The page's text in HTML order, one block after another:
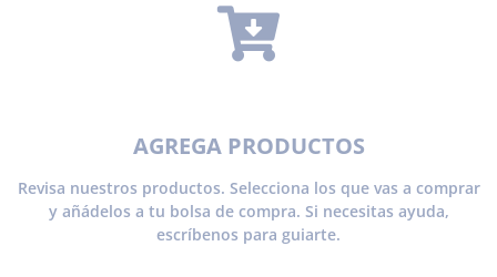
AGREGA PRODUCTOS
Revisa nuestros productos. Selecciona los que vas a comprar
y añádelos a tu bolsa de compra. Si necesitas ayuda,
escríbenos para guiarte.